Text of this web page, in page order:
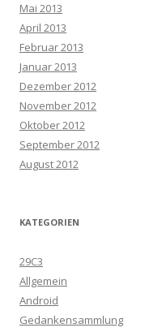
Mai 2013
April 2013
Februar 2013
Januar 2013
Dezember 2012
November 2012
Oktober 2012
September 2012
August 2012
KATEGORIEN
29C3
Allgemein
Android
Gedankensammlung